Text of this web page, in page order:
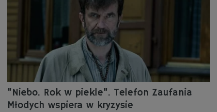
"Niebo. Rok w piekle". Telefon Zaufania
Młodych wspiera w kryzysie